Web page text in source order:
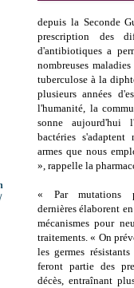
depuis la Seconde
prescription des
d'antibiotiques a
nombreuses
tuberculose à la
plusieurs années
l'humanité, la
sonne
bactéries s'adaptent
armes que nous
», rappelle la
« Par mutations
dernières élaborent
mécanismes pour
traitements. « On
les germes
feront partie des
décès, entraînant